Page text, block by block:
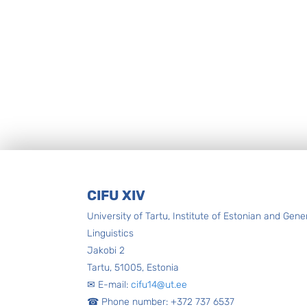
CIFU XIV
University of Tartu, Institute of Estonian and
Linguistics
Jakobi 2
Tartu, 51005, Estonia
✉ E-mail: cifu14@ut.ee
☎ Phone number: +372 737 6537